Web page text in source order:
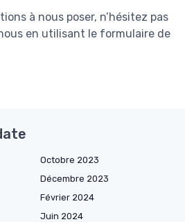
à nous poser, n’hésitez pas
en utilisant le formulaire de
Octobre 2023
Décembre 2023
Février 2024
Juin 2024